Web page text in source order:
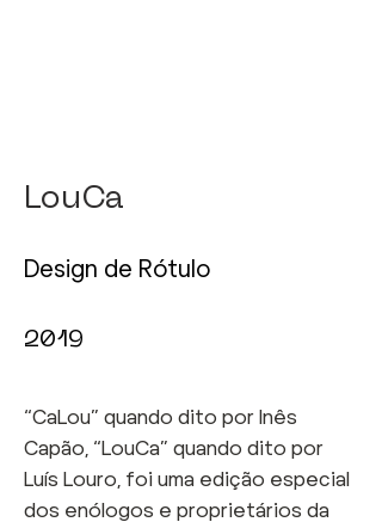
LouCa
Design de Rótulo
2019
“CaLou” quando dito por Inês
Capão, “LouCa” quando dito por
Luís Louro, foi uma edição especial
dos enólogos e proprietários da